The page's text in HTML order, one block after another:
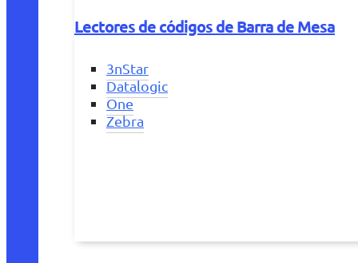
Lectores de códigos de Barra de Mesa
3nStar
Datalogic
One
Zebra